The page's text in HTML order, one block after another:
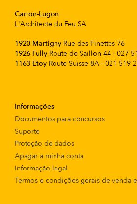
Carron-Lugon
L'Architecte du Feu SA
1920 Martigny Rue des Finettes 76
1926 Fully Route de Saillon 44 - 027
1163 Etoy Route Suisse 8A - 021 519
Informações
Documentos para concursos
Suporte
Proteção de dados
Apagar a minha conta
Informação legal
Termos e condições gerais de venda